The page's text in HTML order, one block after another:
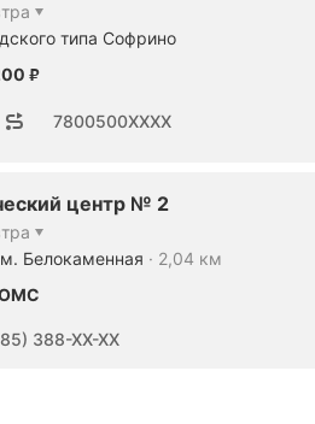
типа Софрино
₽
7800500XXXX
центр № 2
м. Белокаменная
2,04 км
ОМС
388-XX-XX